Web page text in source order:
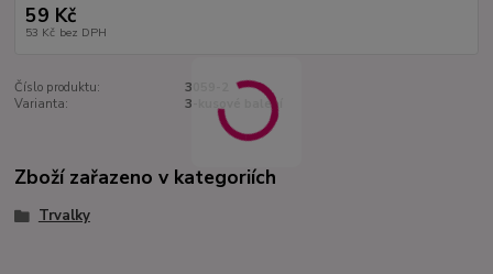
59 Kč
53 Kč bez DPH
Číslo produktu:
3059-2
Varianta:
3-kusové balení
Zboží zařazeno v kategoriích
Trvalky